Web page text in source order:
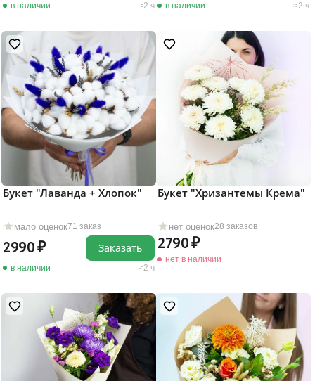
в наличии 2 ч в наличии 2 ч
мало оценок71 заказ
Букет "Лаванда + Хлопок"
2990
в наличии 2 ч
Заказать
нет оценок28 заказов
Букет "Хризантемы Крема"
2790
нет в наличии